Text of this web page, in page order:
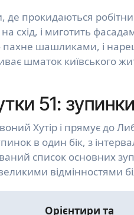
де прокидаються
схід, і миготить
пахне шашликами, і
шматок київського
51:
Хутір і прямує до
в один бік, з
список основних
відмінностями
Орієнтири та